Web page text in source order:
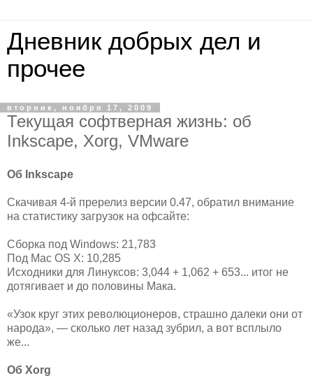
Дневник добрых дел и
прочее
вторник, ноября 17, 2009
Текущая софтверная жизнь: об
Inkscape, Xorg, VMware
Об Inkscape
Скачивая 4-й пререлиз версии 0.47, обратил внимание
на статистику загрузок на офсайте:
Сборка под Windows: 21,783
Под Mac OS X: 10,285
Исходники для Линуксов: 3,044 + 1,062 + 653... итог не
дотягивает и до половины Мака.
«Узок круг этих революционеров, страшно далеки они от
народа», — сколько лет назад зубрил, а вот всплыло
же...
Об Xorg